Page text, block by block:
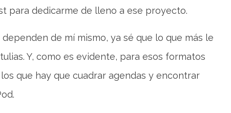
para dedicarme de lleno a ese proyecto.
de mí mismo, ya sé que lo que más le
Y, como es evidente, para esos formatos
que hay que cuadrar agendas y encontrar